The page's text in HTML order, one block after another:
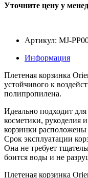
Уточните цену у
Артикул: MJ-
Информация
Плетеная корзинка
устойчивого к
полипропилена.
Идеально подходит
косметики, рукоделия
корзинки
Срок эксплуатации
Она не требует
боится воды и не
Плетеная корзинка